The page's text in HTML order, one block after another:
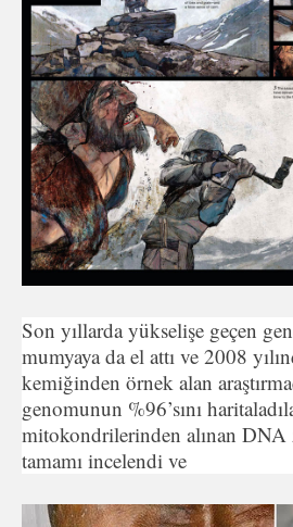
Son yıllarda yükselişe geçen
mumyaya da el attı ve 2008
kemiğinden örnek alan
genomunun %96’sını
mitokondrilerinden alınan
tamamı incelendi ve